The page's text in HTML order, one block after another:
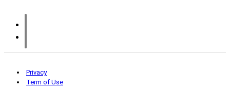
Privacy
Term of Use